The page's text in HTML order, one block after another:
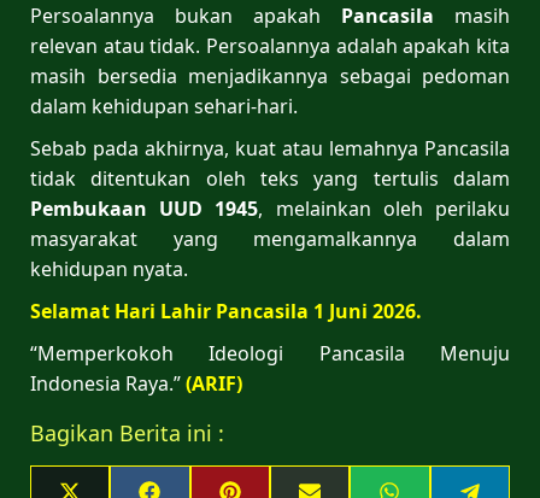
Persoalannya bukan apakah Pancasila masih
relevan atau tidak. Persoalannya adalah apakah kita
masih bersedia menjadikannya sebagai pedoman
dalam kehidupan sehari-hari.
Sebab pada akhirnya, kuat atau lemahnya Pancasila
tidak ditentukan oleh teks yang tertulis dalam
Pembukaan UUD 1945, melainkan oleh perilaku
masyarakat yang mengamalkannya dalam
kehidupan nyata.
Selamat Hari Lahir Pancasila 1 Juni 2026.
“Memperkokoh Ideologi Pancasila Menuju
Indonesia Raya.”(ARIF)
Bagikan Berita ini :